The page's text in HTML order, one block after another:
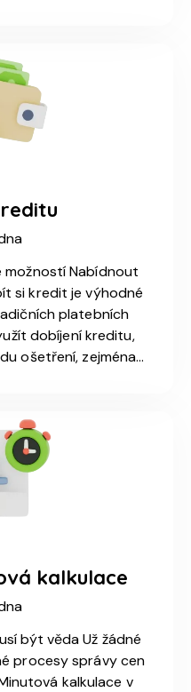
možností Nabídnout
si kredit je výhodné
platebních
dobíjení kreditu,
ošetření, zejména…
kalkulace
být věda Už žádné
procesy správy cen
kalkulace v